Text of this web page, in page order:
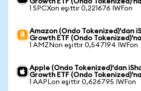
Growth ETF (Ondo Tokenized)'na
1 SPCXon eşittir 0,221676 IWFon
Amazon (Ondo Tokenized)'dan
Growth ETF (Ondo Tokenized)'na
1 AMZNon eşittir 0,547194 IWFon
Apple (Ondo Tokenized)'dan
Growth ETF (Ondo Tokenized)'na
1 AAPLon eşittir 0,626795 IWFon